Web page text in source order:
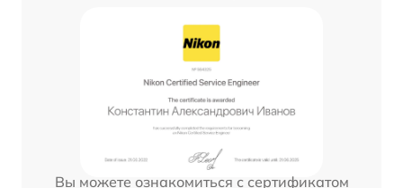
Вы можете ознакомиться с сертификатом